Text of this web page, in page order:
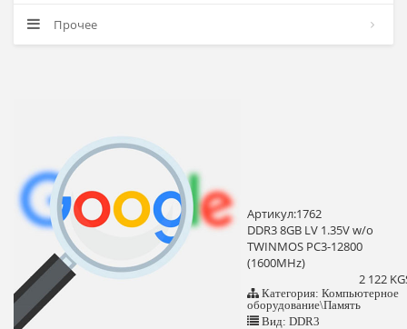
Прочее
Артикул:1762
DDR3 8GB LV 1.35V w/o
TWINMOS PC3-12800
(1600MHz)
2 122
Категория: Компьютерное
оборудование\Память
Вид: DDR3